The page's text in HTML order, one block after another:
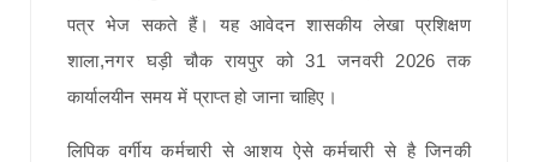
पत्र भेज सकते हैं। यह आवेदन शासकीय लेखा प्रशिक्षण
शाला,नगर घड़ी चौक रायपुर को 31 जनवरी 2026 तक
कार्यालयीन समय में प्राप्त हो जाना चाहिए।
लिपिक वर्गीय कर्मचारी से आशय ऐसे कर्मचारी से है जिनकी